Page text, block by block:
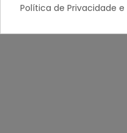
Política de Privacidade e